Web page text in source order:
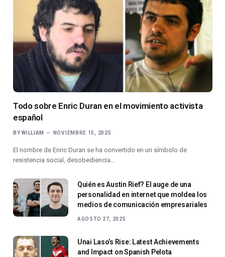
Todo sobre Enric Duran en el movimiento activista
español
BY WILLIAM NOVIEMBRE 15, 2025
El nombre de Enric Duran se ha convertido en un símbolo de
resistencia social, desobediencia…
Quién es Austin Rief? El auge de una
personalidad en internet que moldea los
medios de comunicación empresariales
AGOSTO 27, 2025
Unai Laso’s Rise: Latest Achievements
and Impact on Spanish Pelota